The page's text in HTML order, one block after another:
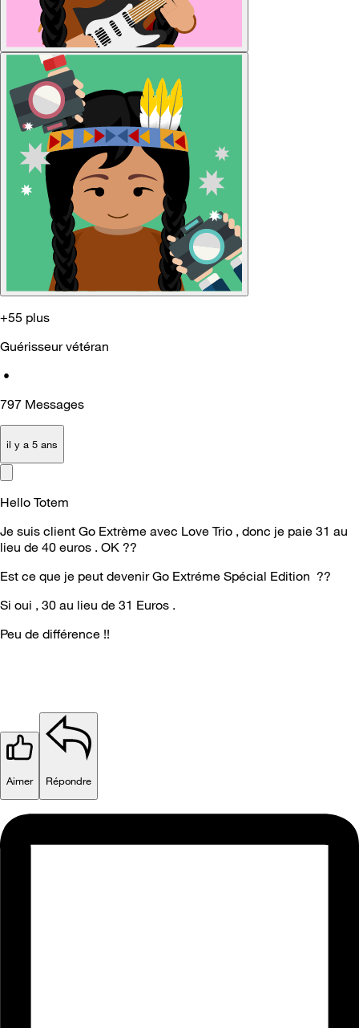
+55 plus
Guérisseur vétéran
•
797 Messages
il y a 5 ans
Hello Totem
Je suis client Go Extrème avec Love Trio , donc je paie 31 au
lieu de 40 euros . OK ??
Est ce que je peut devenir Go Extréme Spécial Edition ??
Si oui , 30 au lieu de 31 Euros .
Peu de différence !!
Aimer Répondre